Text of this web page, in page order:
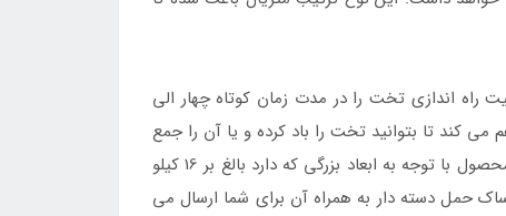
اندازی تخت را در مدت زمان کوتاه چهار الی
کند تا بتوانید تخت را باد کرده و یا آن را جمع
آوری کنید زیرا این پمپ به صورت دو کاره می باشد و علاوه بر راه اندازی در جهت تخلیه باد نیز بسیار موثر است. وزن این محصول با توجه به ابعاد بزرگی که دارد بالغ بر 16 کیلو
حمل دسته دار به همراه آن برای شما ارسال می